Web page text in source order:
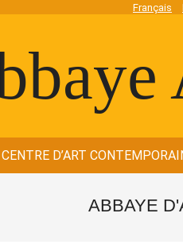
Français
CENTRE D’ART
ABBAYE